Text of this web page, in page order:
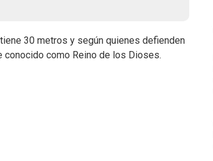
30 metros y según quienes defienden
conocido como Reino de los Dioses.